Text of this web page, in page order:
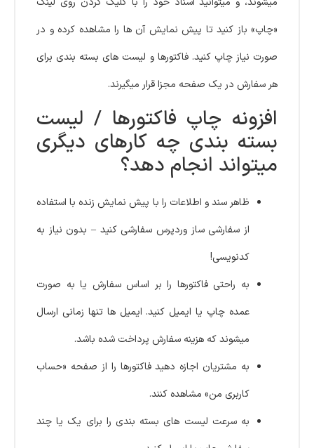
«چاپ» باز کنید تا پیش نمایش آن ها را مشاهده کرده و در
صورت نیاز چاپ کنید. فاکتورها و لیست های بسته بندی برای
هر سفارش در یک صفحه مجزا قرار میگیرند.
افزونه چاپ فاکتورها / لیست
بسته بندی چه کارهای دیگری
میتواند انجام دهد؟
ظاهر سند و اطلاعات را با پیش نمایش زنده با استفاده
از سفارشی ساز وردپرس سفارشی کنید – بدون نیاز به
کدنویسی!
به راحتی فاکتورها را بر اساس سفارش یا به صورت
عمده چاپ یا ایمیل کنید. ایمیل ها تنها زمانی ارسال
میشوند که هزینه سفارش پرداخت شده باشد.
به مشتریان اجازه دهید فاکتورها را از صفحه «حساب
کاربری من» مشاهده کنند.
به سرعت لیست های بسته بندی را برای یک یا چند